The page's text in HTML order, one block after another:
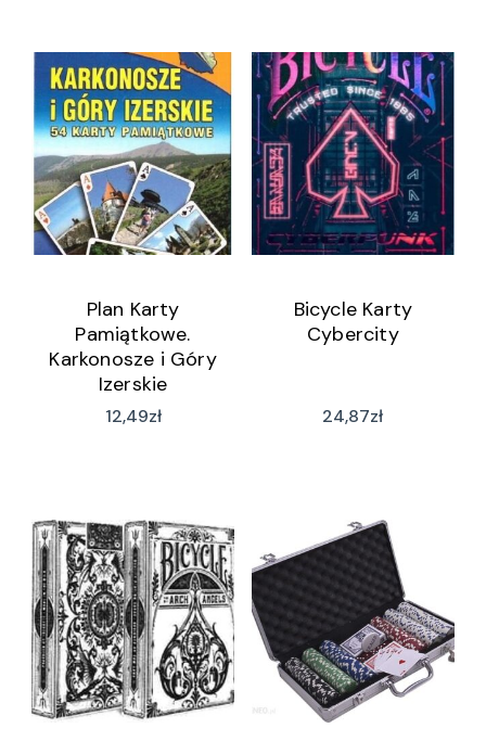
Plan Karty
Pamiątkowe.
Karkonosze i Góry
Izerskie
12,49zł
Bicycle Karty
Cybercity
24,87zł